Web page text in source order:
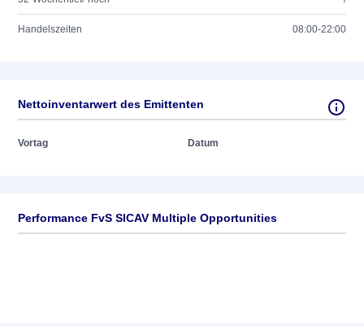
Handelszeiten 08:00-22:00
Nettoinventarwert des Emittenten
Vortag Datum
Performance FvS SICAV Multiple Opportunities